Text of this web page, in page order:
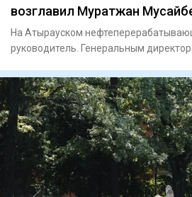
возглавил Муратжан
На Атырауском
руководитель. Генеральным